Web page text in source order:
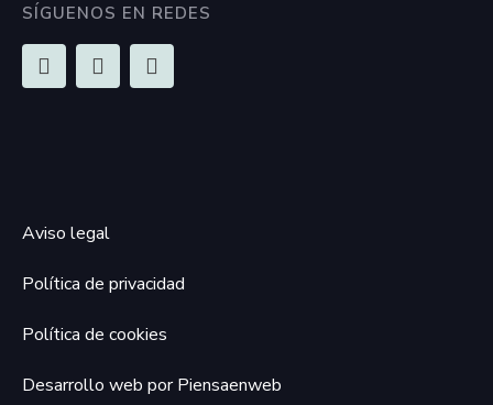
SÍGUENOS EN REDES
Aviso legal
Política de privacidad
Política de cookies
Desarrollo web por Piensaenweb